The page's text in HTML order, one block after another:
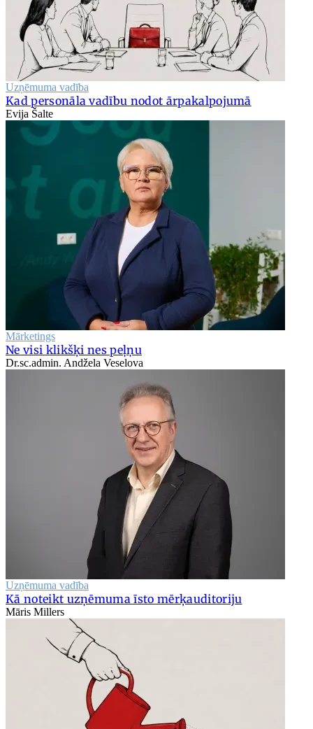
Uzņēmuma vadība
Kad personāla vadību nodot ārpakalpojumā
Evija Šalte
Mārketings
Ne visi klikšķi nes peļņu
Dr.sc.admin. Andžela Veselova
Uzņēmuma vadība
Kā noteikt uzņēmuma īsto mērķauditoriju
Māris Millers